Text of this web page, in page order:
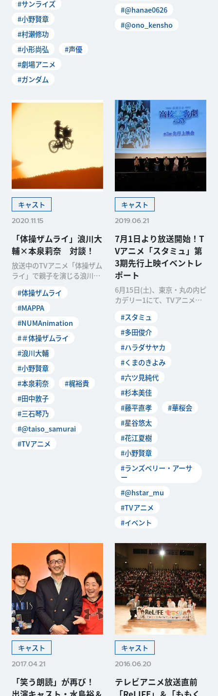
#サンライズ
#小野賢章
#村瀬修功
#小形尚弘
#声優
#劇場アニメ
#ガンダム
#@hanae0626
#@ono_kensho
キャスト
2020.11.15
「体操ザムライ」浪川大
輔×本泉莉奈 対談！
放送中のTVアニメ「体操ザム
ライ」で親子を演じる浪川大
り返って対談をしても
#体操ザムライ
#MAPPA
#NUMAnimation
#＃体操ザムライ
#浪川大輔
#小野賢章
#本泉莉奈
#梶裕貴
#田中敦子
#三石琴乃
#@taiso_samurai
#TVアニメ
キャスト
2019.06.21
7月1日より放送開始！T
Vアニメ「スタミュ」第
3期先行上映イベントレ
ポート
6月15日(土)、東京・丸の内ピ
カデリー1にて、TVアニメ
イベントが行われ
#スタミュ
#多田俊介
#ハラダサヤカ
#くまのきよみ
#六ツ見純代
#杉本美佳
#藤平直孝
#華桜会
#星谷悠太
#花江夏樹
#小野賢章
#ランズベリー・アーサ
ー
#@hstar_mu
#TVアニメ
#イベント
キャスト
2017.04.21
「笑う朗読」が再び！
キャスト
2016.06.20
テレビアニメ放送直前